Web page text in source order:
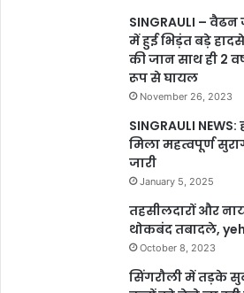
SINGRAULI –
में हुई भिड़ंत बड़े
की जान साथ ही 2
रूप से घायल
November 26, 2023
SINGRAULI
मिला महत्वपूर्ण
जारी
January 5, 2025
तहसीलदारों और
थोकबंद तबादले,
October 8, 2023
सिंगरौली में तड़के